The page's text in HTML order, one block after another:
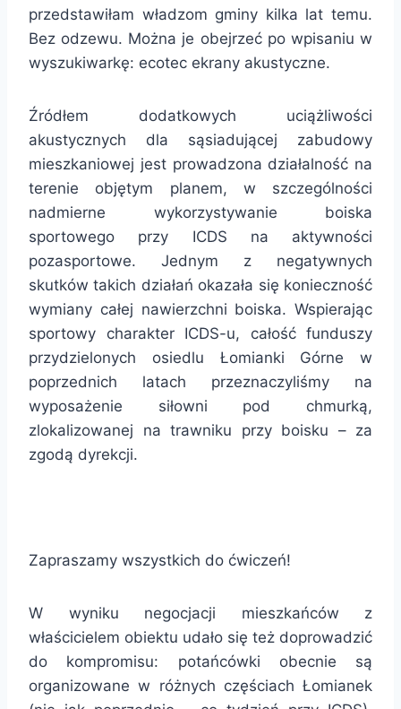
przedstawiłam władzom gminy kilka lat temu.
Bez odzewu. Można je obejrzeć po wpisaniu w
wyszukiwarkę: ecotec ekrany akustyczne.
Źródłem dodatkowych uciążliwości
akustycznych dla sąsiadującej zabudowy
mieszkaniowej jest prowadzona działalność na
terenie objętym planem, w szczególności
nadmierne wykorzystywanie boiska
sportowego przy ICDS na aktywności
pozasportowe. Jednym z negatywnych
skutków takich działań okazała się konieczność
wymiany całej nawierzchni boiska. Wspierając
sportowy charakter ICDS-u, całość funduszy
przydzielonych osiedlu Łomianki Górne w
poprzednich latach przeznaczyliśmy na
wyposażenie siłowni pod chmurką,
zlokalizowanej na trawniku przy boisku – za
zgodą dyrekcji.
Zapraszamy wszystkich do ćwiczeń!
W wyniku negocjacji mieszkańców z
właścicielem obiektu udało się też doprowadzić
do kompromisu: potańcówki obecnie są
organizowane w różnych częściach Łomianek